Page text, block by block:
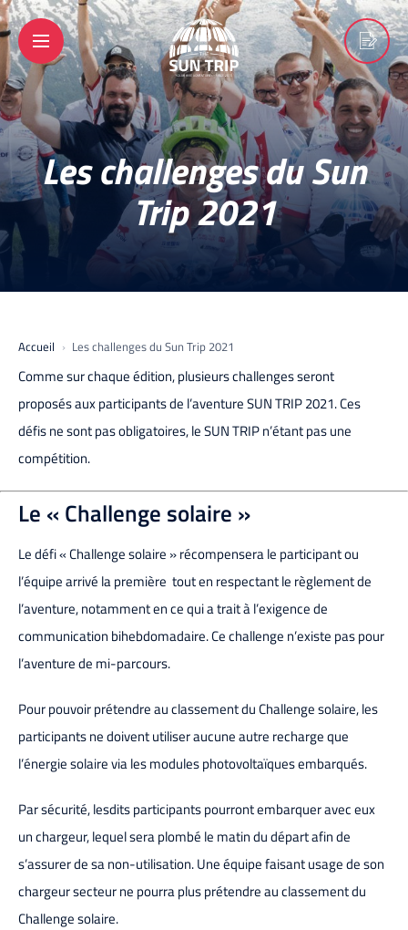
Les challenges du Sun
Trip 2021
Accueil Les challenges du Sun Trip 2021
Comme sur chaque édition, plusieurs challenges seront
proposés aux participants de l’aventure SUN TRIP 2021. Ces
défis ne sont pas obligatoires, le SUN TRIP n’étant pas une
compétition.
Le « Challenge solaire »
Le défi « Challenge solaire » récompensera le participant ou
l’équipe arrivé la première tout en respectant le règlement de
l’aventure, notamment en ce qui a trait à l’exigence de
communication bihebdomadaire.Ce challenge n’existe pas pour
l’aventure de mi-parcours.
Pour pouvoir prétendre au classement du Challenge solaire, les
participants ne doivent utiliser aucune autre recharge que
l’énergie solaire via les modules photovoltaïques embarqués.
Par sécurité, lesdits participants pourront embarquer avec eux
un chargeur, lequel sera plombé le matin du départ afin de
s’assurer de sa non-utilisation. Une équipe faisant usage de son
chargeur secteur ne pourra plus prétendre au classement du
Challenge solaire.